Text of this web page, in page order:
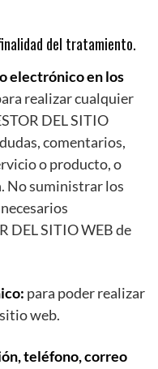
del tratamiento.
electrónico en los
realizar cualquier
DEL SITIO
comentarios,
o producto, o
No suministrar los
DEL SITIO WEB de
para poder realizar
web.
teléfono, correo